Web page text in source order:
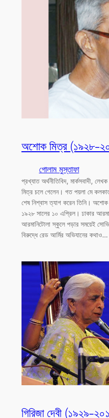
অশোক মিত্র (১৯২৮-
গোলাম মুস্তাফা
প্রখ্যাত অর্থনীতিবিদ, মার্কসবাদী,
মিত্র চলে গেলেন। গত পয়লা মে
শেষ নিশ্বাস ত্যাগ করেন তিনি। অশোক
১৯২৮ সালের ১০ এপ্রিল। ঢাকার
আরমানিটোলা স্কুলে পড়ার সময়েই
বিরুদ্ধে রেড আর্মির অভিযানের কথাও…
গিরিজা দেবী (১৯২৯-